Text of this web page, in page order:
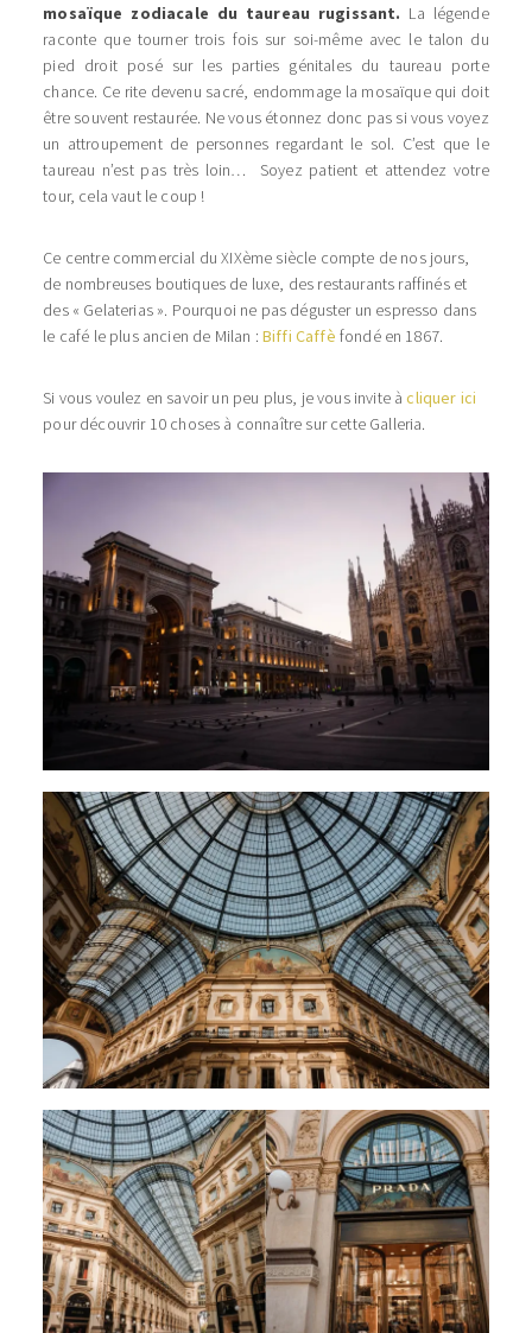
mosaïque zodiacale du taureau rugissant. La légende
raconte que tourner trois fois sur soi-même avec le talon du
pied droit posé sur les parties génitales du taureau porte
chance. Ce rite devenu sacré, endommage la mosaïque qui doit
être souvent restaurée. Ne vous étonnez donc pas si vous voyez
un attroupement de personnes regardant le sol. C’est que le
taureau n’est pas très loin… Soyez patient et attendez votre
tour, cela vaut le coup !
Ce centre commercial du XIXème siècle compte de nos jours,
de nombreuses boutiques de luxe, des restaurants raffinés et
des « Gelaterias ». Pourquoi ne pas déguster un espresso dans
le café le plus ancien de Milan : Biffi Caffè fondé en 1867.
Si vous voulez en savoir un peu plus, je vous invite àcliquer ici
pour découvrir 10 choses à connaître sur cette Galleria.